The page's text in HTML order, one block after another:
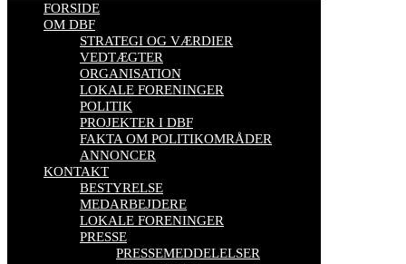
FORSIDE
OM DBF
STRATEGI OG VÆRDIER
VEDTÆGTER
ORGANISATION
LOKALE FORENINGER
POLITIK
PROJEKTER I DBF
FAKTA OM POLITIKOMRÅDER
ANNONCER
KONTAKT
BESTYRELSE
MEDARBEJDERE
LOKALE FORENINGER
PRESSE
PRESSEMEDDELELSER